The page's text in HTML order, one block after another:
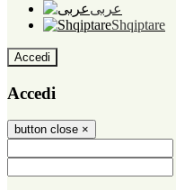
عربى
Shqiptare
Accedi
Accedi
button close ×